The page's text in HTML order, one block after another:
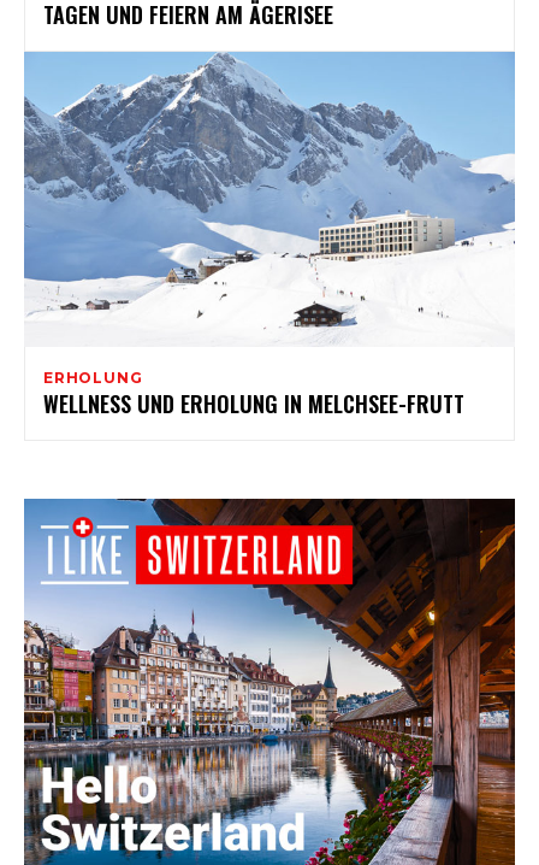
TAGEN UND FEIERN AM ÄGERISEE
ERHOLUNG
WELLNESS UND ERHOLUNG IN MELCHSEE-FRUTT